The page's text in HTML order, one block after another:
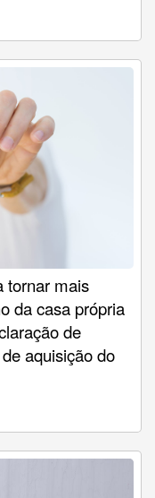
tornar mais
da casa própria
de
aquisição do